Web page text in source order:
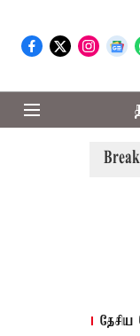
முதலில்
தேசிய